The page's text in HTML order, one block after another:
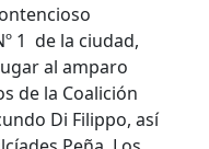
1 de la ciudad,
al amparo
de la Coalición
Di Filippo, así